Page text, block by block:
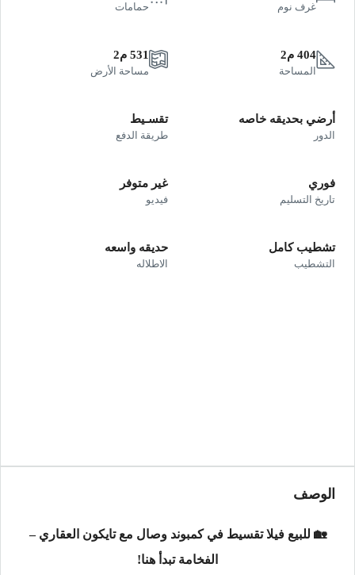
غرف نوم حمامات
404 م2
المساحة
531 م2
مساحة الأرض
أرضي بحديقه خاصه
الدور
تقسـيط
طريقة الدفع
فوري
تاريخ التسليم
غير متوفر
فيديو
تشطيب كامل
التشطيب
حديقه واسعه
الاطلاله
الوصف
🏡 للبيع فيلا تقسيط في كمبوند وصال مع تايكون العقاري –
الفخامة تبدأ هنا!